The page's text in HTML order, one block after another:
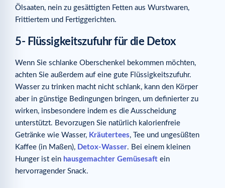
Ölsaaten, nein zu gesättigten Fetten aus Wurstwaren,
Frittiertem und Fertiggerichten.
5- Flüssigkeitszufuhr für die Detox
Wenn Sie schlanke Oberschenkel bekommen möchten,
achten Sie außerdem auf eine gute Flüssigkeitszufuhr.
Wasser zu trinken macht nicht schlank, kann den Körper
aber in günstige Bedingungen bringen, um definierter zu
wirken, insbesondere indem es die Ausscheidung
unterstützt. Bevorzugen Sie natürlich kalorienfreie
Getränke wie Wasser, Kräutertees, Tee und ungesüßten
Kaffee (in Maßen), Detox-Wasser. Bei einem kleinen
Hunger ist ein hausgemachter Gemüsesaft ein
hervorragender Snack.